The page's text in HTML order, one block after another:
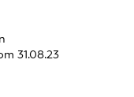
31.08.23